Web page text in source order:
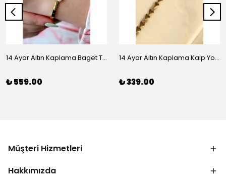
14 Ayar Altın Kaplama Baget Taşlı Vip Bileklik
₺ 559.00
14 Ayar Altın Kaplama Kalp Yolu Bileklik
₺ 339.00
Müşteri Hizmetleri
Hakkımızda